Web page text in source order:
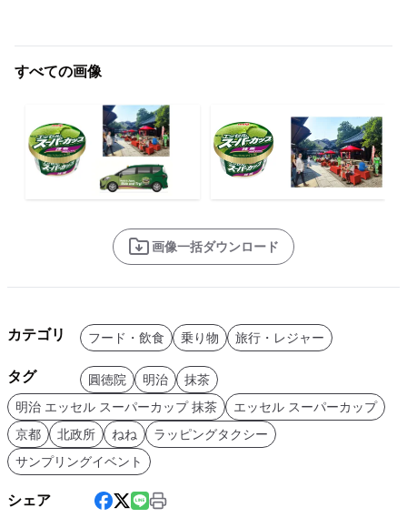
すべての画像
画像一括ダウンロード
カテゴリ フード・飲食 乗り物 旅行・レジャー
タグ 圓徳院 明治
抹茶
明治 エッセル スーパーカップ 抹茶
エッセル スーパーカップ
京都
北政所 ねね
ラッピングタクシー
サンプリングイベント
シェア